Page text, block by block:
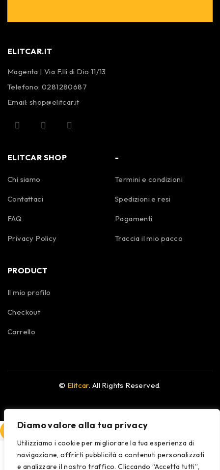
Diamo valore alla tua privacy
Utilizziamo i cookie per migliorare la tua esperienza di
navigazione, offrirti pubblicità o contenuti personalizzati
e analizzare il nostro traffico. Cliccando “Accetta tutti”,
ELITCAR.IT
Magenta | Via F.lli di Dio 11/13
Telefono:0281280687
Email: shop@elitcar.it
ELITCAR SHOP
Chi siamo
Contattaci
FAQ
Privacy Policy
-
Termini e condizioni
Spedizioni e resi
Pagamenti
Traccia il mio pacco
PRODUCT
Il mio profilo
Checkout
Carrello
© Elitcar. All Rights Reserved.
COMPARE (0)